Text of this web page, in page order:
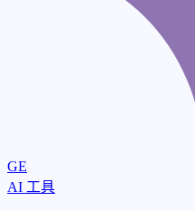
GE
AI 工具